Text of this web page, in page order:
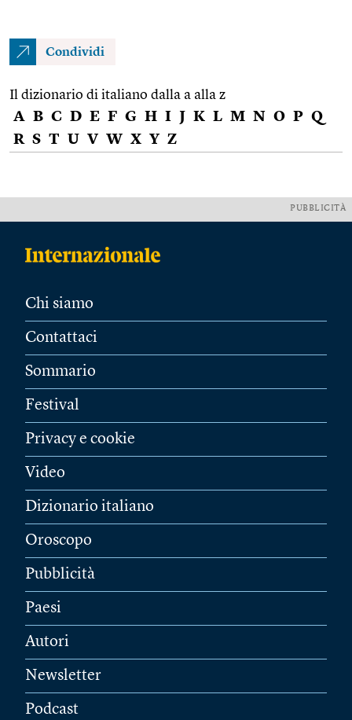
Condividi
Il dizionario di italiano dalla a alla z
A B C D E F G H I J K L M N O P Q
R S T U V W X Y Z
PUBBLICITÀ
Chi siamo
Contattaci
Sommario
Festival
Privacy e cookie
Video
Dizionario italiano
Oroscopo
Pubblicità
Paesi
Autori
Newsletter
Podcast